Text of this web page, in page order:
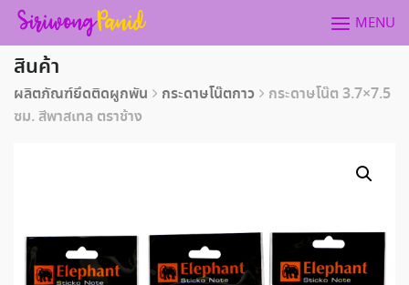
Skip
content
MENU
สินค้า
ผลิตภัณฑ์ยึดติดผูกพัน กระดาษโน๊ตกาว
กระดาษโน๊ต 3.7×7.5
ซม. สีพาสเทล ตราช้าง